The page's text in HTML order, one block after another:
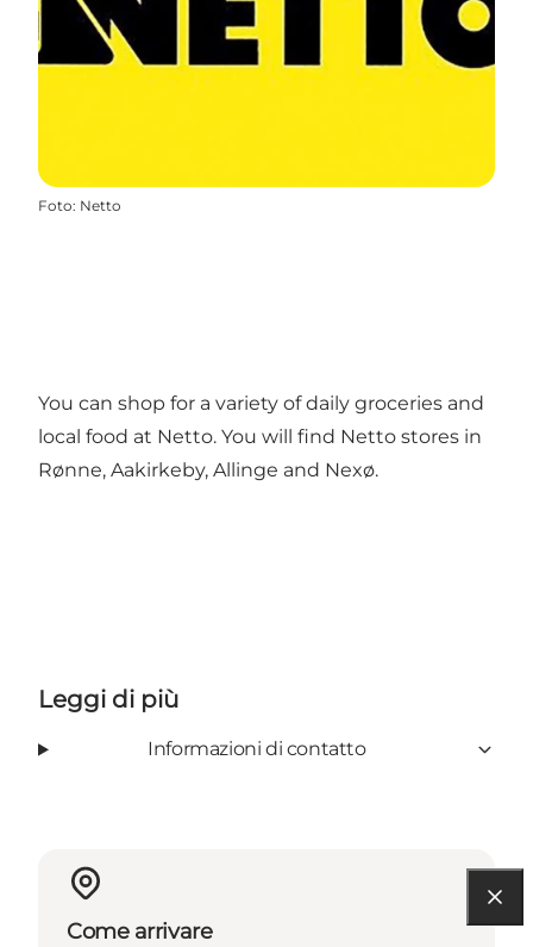
Foto: Netto
You can shop for a variety of daily groceries and
local food at Netto. You will find Netto stores in
Rønne, Aakirkeby, Allinge and Nexø.
Leggi di più
Informazioni di contatto
Come arrivare